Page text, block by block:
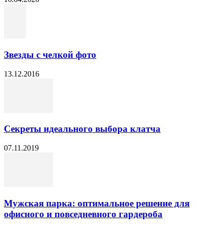
Звезды с челкой фото
13.12.2016
Секреты идеального выбора клатча
07.11.2019
Мужская парка: оптимальное решение для
офисного и повседневного гардероба